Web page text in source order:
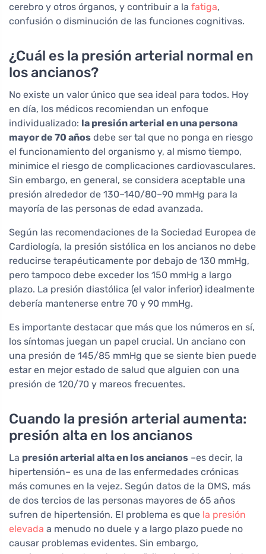
cerebro y otros órganos, y contribuir a la fatiga,
confusión o disminución de las funciones cognitivas.
¿Cuál es la presión arterial normal en
los ancianos?
No existe un valor único que sea ideal para todos. Hoy
en día, los médicos recomiendan un enfoque
individualizado: la presión arterial en una persona
mayor de 70 años debe ser tal que no ponga en riesgo
el funcionamiento del organismo y, al mismo tiempo,
minimice el riesgo de complicaciones cardiovasculares.
Sin embargo, en general, se considera aceptable una
presión alrededor de 130–140/80–90 mmHg para la
mayoría de las personas de edad avanzada.
Según las recomendaciones de la Sociedad Europea de
Cardiología, la presión sistólica en los ancianos no debe
reducirse terapéuticamente por debajo de 130 mmHg,
pero tampoco debe exceder los 150 mmHg a largo
plazo. La presión diastólica (el valor inferior) idealmente
debería mantenerse entre 70 y 90 mmHg.
Es importante destacar que más que los números en sí,
los síntomas juegan un papel crucial. Un anciano con
una presión de 145/85 mmHg que se siente bien puede
estar en mejor estado de salud que alguien con una
presión de 120/70 y mareos frecuentes.
Cuando la presión arterial aumenta:
presión alta en los ancianos
La presión arterial alta en los ancianos –es decir, la
hipertensión– es una de las enfermedades crónicas
más comunes en la vejez. Según datos de la OMS, más
de dos tercios de las personas mayores de 65 años
sufren de hipertensión. El problema es que la presión
elevada a menudo no duele y a largo plazo puede no
causar problemas evidentes. Sin embargo,